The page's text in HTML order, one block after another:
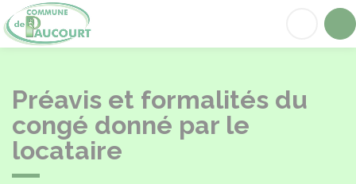
Préavis et formalités du
congé donné par le
locataire